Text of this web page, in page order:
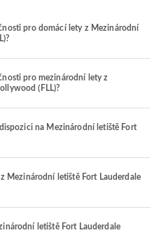
pro domácí lety z Mezinárodní
pro mezinárodní lety z
(FLL)?
na Mezinárodní letiště Fort
Mezinárodní letiště Fort Lauderdale
letiště Fort Lauderdale